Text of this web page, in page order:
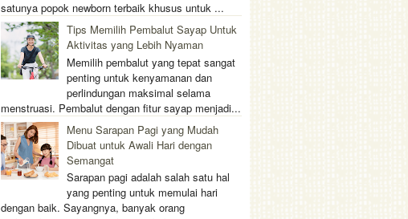
satunya popok newborn terbaik khusus untuk ...
Tips Memilih Pembalut Sayap Untuk
Aktivitas yang Lebih Nyaman
Memilih pembalut yang tepat sangat
penting untuk kenyamanan dan
perlindungan maksimal selama
menstruasi. Pembalut dengan fitur sayap menjadi...
Menu Sarapan Pagi yang Mudah
Dibuat untuk Awali Hari dengan
Semangat
Sarapan pagi adalah salah satu hal
yang penting untuk memulai hari
dengan baik. Sayangnya, banyak orang